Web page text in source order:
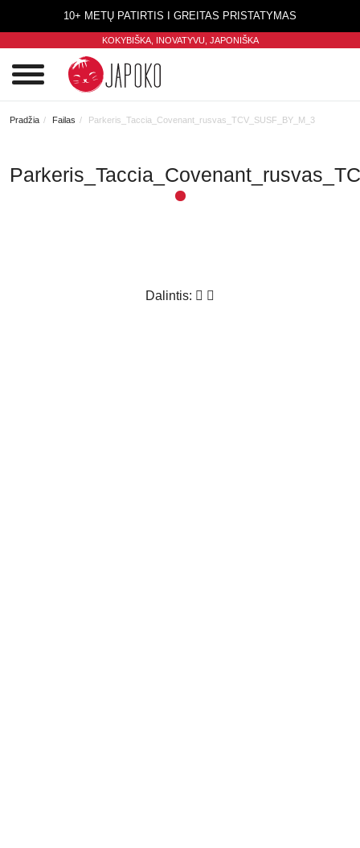
10+ METŲ PATIRTIS I GREITAS PRISTATYMAS
KOKYBIŠKA, INOVATYVU, JAPONIŠKA
Pradžia Failas Parkeris_Taccia_Covenant_rusvas_TCV_SUSF_BY_M_3
Dalintis: